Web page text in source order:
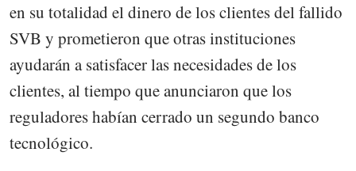
en su totalidad el dinero de los clientes del fallido
SVB y prometieron que otras instituciones
ayudarán a satisfacer las necesidades de los
clientes, al tiempo que anunciaron que los
reguladores habían cerrado un segundo banco
tecnológico.